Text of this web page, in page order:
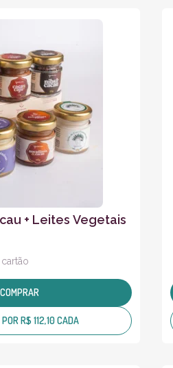
+ Leites Vegetais
COMPRAR
R$ 112,10 CADA